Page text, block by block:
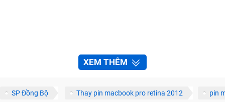
XEM THÊM
SP Đồng Bộ Thay pin macbook pro retina 2012 pin